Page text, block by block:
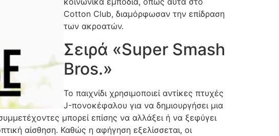
Cotton Club, διαμόρφωσαν την επίδραση
των ακροατών.
Σειρά «Super Smash
Bros.»
Το παιχνίδι χρησιμοποιεί αντίκες πτυχές
J-πονοκέφαλου για να δημιουργήσει μια
μπορεί επίσης να αλλάξει ή να ξεφύγει
αίσθηση. Καθώς η αφήγηση εξελίσσεται, οι